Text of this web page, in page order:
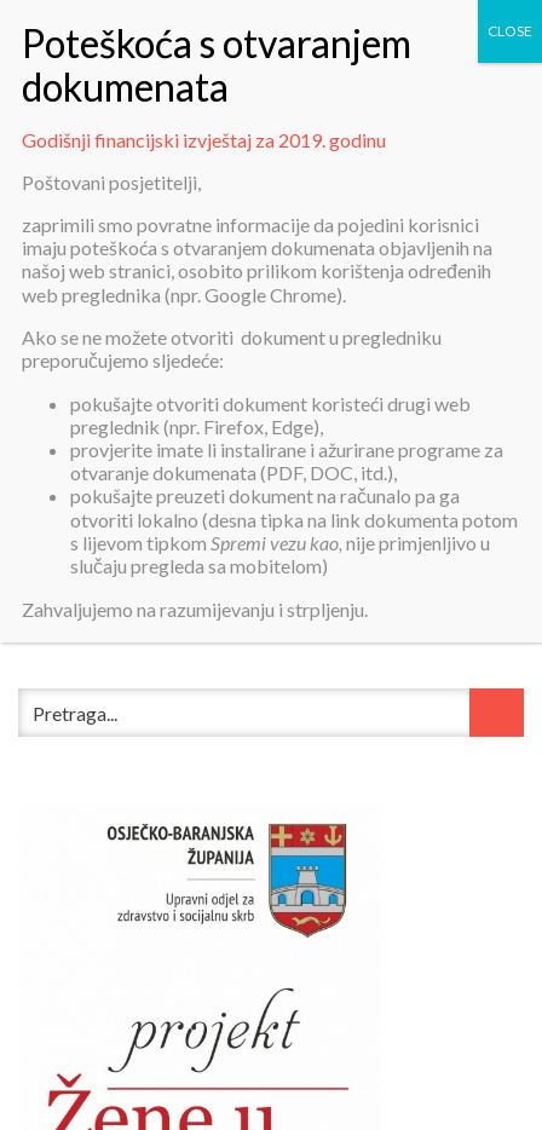
Godišnji financijski izvještaj za
2019. godinu
Godišnji financijski izvještaj za
2019. godinu
Objavljeno:3. veljače 2020.
Godišnji financijski izvještaj za 2019. godinu
Godišnji financijski izvještaj za 2019. godinu
Poštovani posjetitelji,
zaprimili smo povratne informacije da pojedini korisnici
imaju poteškoća s otvaranjem dokumenata objavljenih na
našoj web stranici, osobito prilikom korištenja određenih
web preglednika (npr. Google Chrome).
Ako se ne možete otvoriti dokument u pregledniku
preporučujemo sljedeće:
pokušajte otvoriti dokument koristeći drugi web
preglednik (npr. Firefox, Edge),
provjerite imate li instalirane i ažurirane programe za
otvaranje dokumenata (PDF, DOC, itd.),
pokušajte preuzeti dokument na računalo pa ga
otvoriti lokalno (desna tipka na link dokumenta potom
s lijevom tipkom Spremi vezu kao, nije primjenljivo u
slučaju pregleda sa mobitelom)
Zahvaljujemo na razumijevanju i strpljenju.